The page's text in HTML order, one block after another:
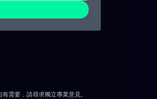
需要，請尋求獨立專業意見。